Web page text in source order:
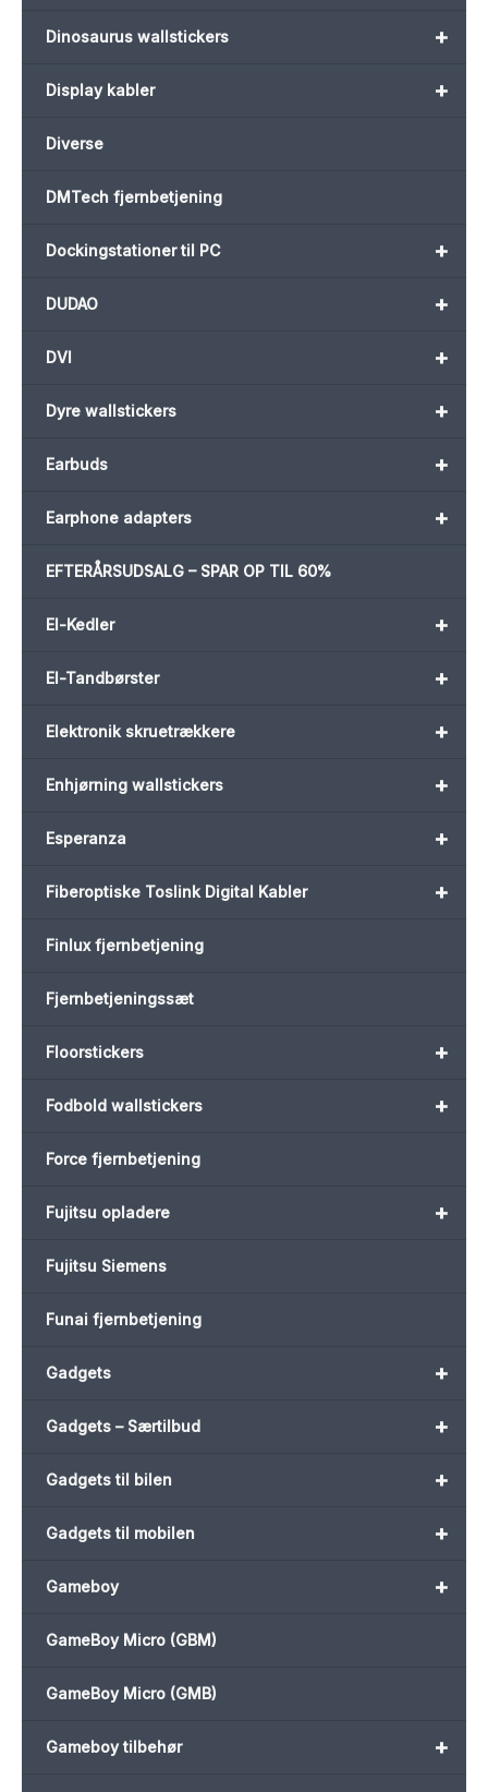
+
Dinosaurus wallstickers
+
Display kabler
Diverse
DMTech fjernbetjening
+
Dockingstationer til PC
+
DUDAO
+
DVI
+
Dyre wallstickers
+
Earbuds
+
Earphone adapters
EFTERÅRSUDSALG – SPAR OP TIL 60%
+
El-Kedler
+
El-Tandbørster
+
Elektronik skruetrækkere
+
Enhjørning wallstickers
+
Esperanza
+
Fiberoptiske Toslink Digital Kabler
Finlux fjernbetjening
Fjernbetjeningssæt
+
Floorstickers
+
Fodbold wallstickers
Force fjernbetjening
+
Fujitsu opladere
Fujitsu Siemens
Funai fjernbetjening
+
Gadgets
+
Gadgets – Særtilbud
+
Gadgets til bilen
+
Gadgets til mobilen
+
Gameboy
GameBoy Micro (GBM)
GameBoy Micro (GMB)
+
Gameboy tilbehør